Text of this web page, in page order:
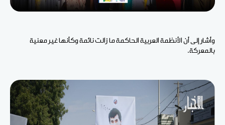
وأشار إلى أن الأنظمة العربية الحاكمة ما زالت نائمة وكأنها غير معنية
بالمعركة.